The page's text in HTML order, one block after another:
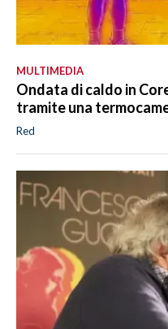
MULTIMEDIA
Ondata di caldo in
tramite una
Red